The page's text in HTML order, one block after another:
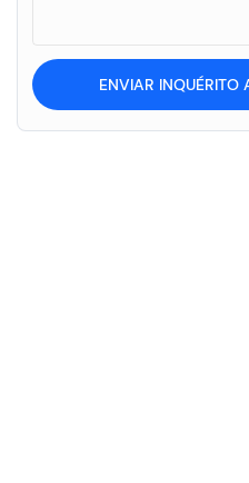
ENVIAR INQUÉRITO